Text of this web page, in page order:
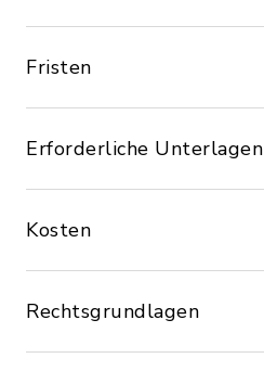
Fristen
Erforderliche Unterlagen
Kosten
Rechtsgrundlagen